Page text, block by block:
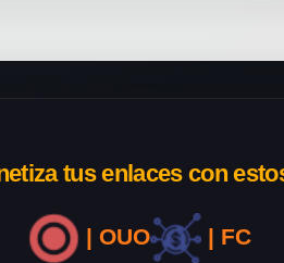
tus enlaces con
| OUO | FC